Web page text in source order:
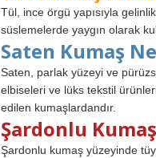
Tül, ince örgü yapısıyla
süslemelerde yaygın olarak
Saten Kumaş
Saten, parlak yüzeyi ve
elbiseleri ve lüks tekstil
edilen kumaşlardandır.
Şardonlu
Şardonlu kumaş yüzeyinde tüy